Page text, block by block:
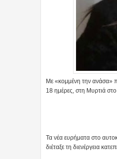
Με «κομμένη την ανάσα»
18 ημέρες, στη Μυρτιά
Τα νέα ευρήματα στο
διέταξε τη διενέργεια